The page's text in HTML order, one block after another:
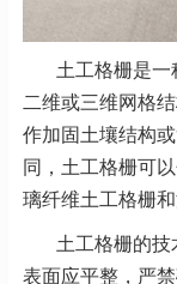
土工格栅是
二维或三维网格
作加固土壤结构
同，土工格栅可
璃纤维土工格栅
土工格栅的
表面应平整，严